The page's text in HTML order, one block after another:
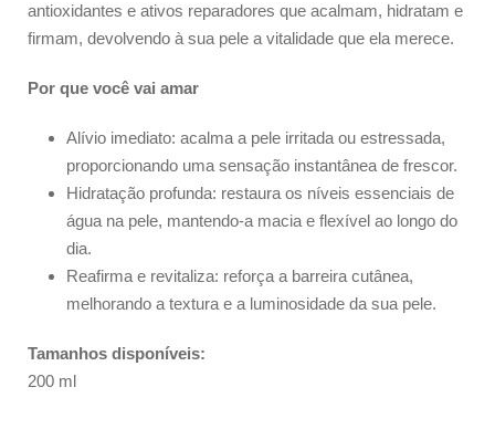
antioxidantes e ativos reparadores que acalmam, hidratam e
firmam, devolvendo à sua pele a vitalidade que ela merece.
Por que você vai amar
Alívio imediato: acalma a pele irritada ou estressada,
proporcionando uma sensação instantânea de frescor.
Hidratação profunda: restaura os níveis essenciais de
água na pele, mantendo-a macia e flexível ao longo do
dia.
Reafirma e revitaliza: reforça a barreira cutânea,
melhorando a textura e a luminosidade da sua pele.
Tamanhos disponíveis:
200 ml